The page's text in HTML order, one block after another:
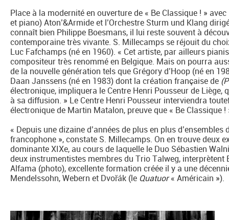
Place à la modernité en ouverture de « Be Classique ! »
et piano) Aton’&Armide et l’Orchestre Sturm und Klang
connaît bien Philippe Boesmans, il lui reste souvent à
contemporaine très vivante. S. Millecamps se réjouit du
Luc Fafchamps (né en 1960). « Cet artiste, par ailleurs
compositeur très renommé en Belgique. Mais on pourra
de la nouvelle génération tels que Grégory d’Hoop (né en
Daan Janssens (né en 1983) dont la création française de
électronique, impliquera le Centre Henri Pousseur de
à sa diffusion. » Le Centre Henri Pousseur interviendra
électronique de Martin Matalon, preuve que « Be Classique
« Depuis une dizaine d’années de plus en plus
francophone », constate S. Millecamps. On en trouve deux
dominante XIXe, au cours de laquelle le Duo Sébastien
deux instrumentistes membres du Trio Talweg, interprètent
Alfama (photo), excellente formation créée il y a une
Mendelssohn, Webern et Dvořák (le Quatuor« Américain »).